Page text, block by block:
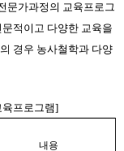
문가과정의 교육프로그
적이고 다양한 교육을
경우 농사철학과 다양
육프로그램]
내용